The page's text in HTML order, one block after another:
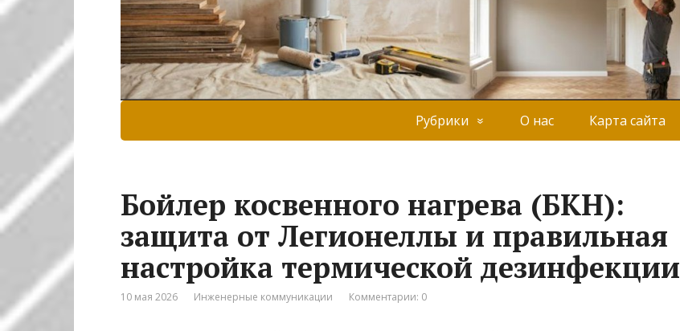
Рубрики О нас Карта сайта
Бойлер косвенного нагрева (БКН):
защита от Легионеллы и правильная
настройка термической дезинфекции
10 мая 2026 Инженерные коммуникации Комментарии: 0